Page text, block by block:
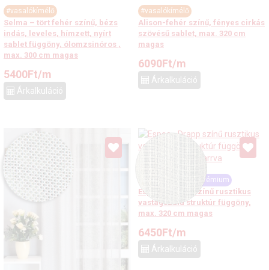
#vasalókímélő
Selma – tört fehér színű, bézs
indás, leveles, hímzett, nyírt
sablet függöny, ólomzsinóros ,
max. 300 cm magas
5400Ft/m
Árkalkuláció
#vasalókímélő
Alison-fehér színű, fényes cirkás
szövésű sablet, max. 320 cm
magas
6090Ft/m
Árkalkuláció
#prémium
Espoo - Drapp színű rusztikus
vastagszálú struktúr függöny,
max. 320 cm magas
6450Ft/m
Árkalkuláció